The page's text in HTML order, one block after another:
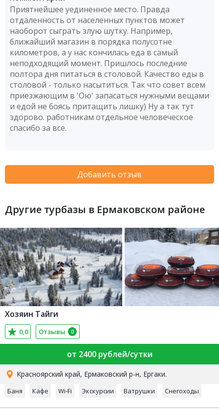
Приятнейшее уединенное место. Правда
отдаленность от населенных пунктов может
наоборот сыграть злую шутку. Например,
ближайший магазин в порядка полусотне
километров, а у нас кончилась еда в самый
неподходящий момент. Пришлось последние
полтора дня питаться в столовой. Качество еды в
столовой - только насытиться. Так что совет всем
приезжающим в 'Ою' запасаться нужными вещами
и едой не боясь притащить лишку) Ну а так тут
здорово. работникам отдельное человеческое
спасибо за все.
Добавить отзыв
Другие турбазы в Ермаковском районе
Хозяин Тайги
0,0 Отзывы 0
от 2400 рублей/сутки
Красноярский край, Ермаковский р-н, Ергаки.
Баня Кафе Wi-Fi Экскурсии Ватрушки Снегоходы